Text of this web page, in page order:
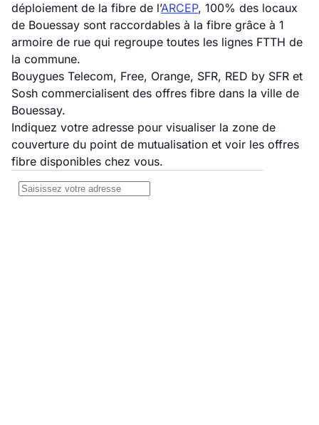
déploiement de la fibre de l’ARCEP, 100% des locaux
de Bouessay sont raccordables à la fibre grâce à 1
armoire de rue qui regroupe toutes les lignes FTTH de
la commune.
Bouygues Telecom, Free, Orange, SFR, RED by SFR et
Sosh commercialisent des offres fibre dans la ville de
Bouessay.
Indiquez votre adresse pour visualiser la zone de
couverture du point de mutualisation et voir les offres
fibre disponibles chez vous.